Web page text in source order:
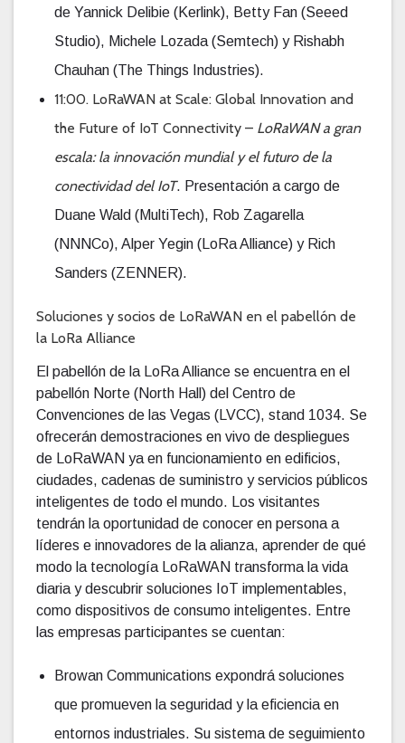
de Yannick Delibie (Kerlink), Betty Fan (Seeed
Studio), Michele Lozada (Semtech) y Rishabh
Chauhan (The Things Industries).
11:00. LoRaWAN at Scale: Global Innovation and
the Future of IoT Connectivity – LoRaWAN a gran
escala: la innovación mundial y el futuro de la
conectividad del IoT. Presentación a cargo de
Duane Wald (MultiTech), Rob Zagarella
(NNNCo), Alper Yegin (LoRa Alliance) y Rich
Sanders (ZENNER).
Soluciones y socios de LoRaWAN en el pabellón de
la LoRa Alliance
El pabellón de la LoRa Alliance se encuentra en el
pabellón Norte (North Hall) del Centro de
Convenciones de las Vegas (LVCC), stand 1034. Se
ofrecerán demostraciones en vivo de despliegues
de LoRaWAN ya en funcionamiento en edificios,
ciudades, cadenas de suministro y servicios públicos
inteligentes de todo el mundo. Los visitantes
tendrán la oportunidad de conocer en persona a
líderes e innovadores de la alianza, aprender de qué
modo la tecnología LoRaWAN transforma la vida
diaria y descubrir soluciones IoT implementables,
como dispositivos de consumo inteligentes. Entre
las empresas participantes se cuentan:
Browan Communications expondrá soluciones
que promueven la seguridad y la eficiencia en
entornos industriales. Su sistema de seguimiento